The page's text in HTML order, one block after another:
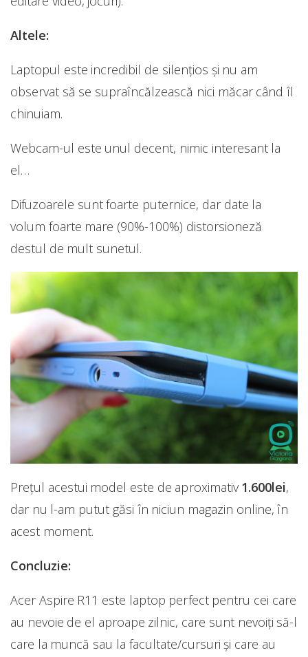
Altele:
Laptopul este incredibil de silențios și nu am
observat să se supraîncălzească nici măcar când îl
chinuiam.
Webcam-ul este unul decent, nimic interesant la
el…
Difuzoarele sunt foarte puternice, dar date la
volum foarte mare (90%-100%) distorsioneză
destul de mult sunetul.
Prețul acestui model este de aproximativ 1.600lei,
dar nu l-am putut găsi în niciun magazin online, în
acest moment.
Concluzie:
Acer Aspire R11 este laptop perfect pentru cei care
au nevoie de el aproape zilnic, care sunt nevoiți să-l
care la muncă sau la facultate/cursuri și care au